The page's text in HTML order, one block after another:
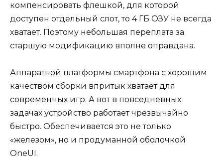
компенсировать флешкой, для которой
доступен отдельный слот, то 4 ГБ ОЗУ не всегда
хватает. Поэтому небольшая переплата за
старшую модификацию вполне оправдана.
Аппаратной платформы смартфона с хорошим
качеством сборки впритык хватает для
современных игр. А вот в повседневных
задачах устройство работает чрезвычайно
быстро. Обеспечивается это не только
«железом», но и продуманной оболочкой
OneUI.